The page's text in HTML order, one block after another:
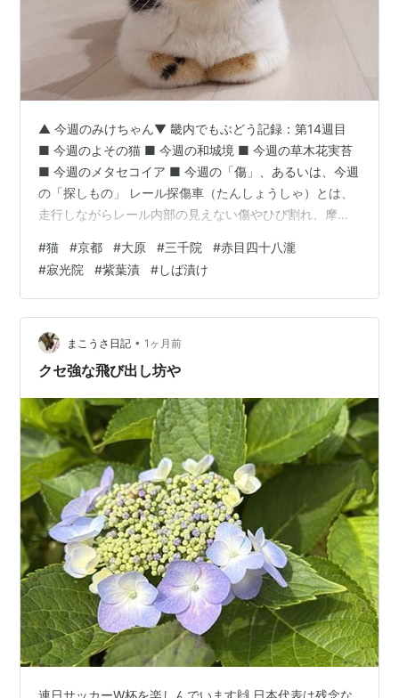
▲ 今週のみけちゃん▼ 畿内でもぶどう記録：第14週目
■ 今週のよその猫 ■ 今週の和城境 ■ 今週の草木花実苔
■ 今週のメタセコイア ■ 今週の「傷」、あるいは、今週
の「探しもの」 レール探傷車（たんしょうしゃ）とは、
走行しながらレール内部の見えない傷やひび割れ、摩耗
し走ることで、レールには過度な負荷がかかり、目に見
えないほど小さな傷が発生します。これを放置すると最
悪の場合「レールの折損（破断）」による重大な脱線事
故につながるため、事故を未然に防ぐ非常に重要な役割
を担っています。 google AI 探傷（たんしょう）は、や
まと言葉では…
#猫 #京都 #大原 #三千院 #赤目四十八瀧
#寂光院 #紫葉漬 #しば漬け
まこうさ日記 • 1ヶ月前
クセ強な飛び出し坊や
連日サッカーW杯を楽しんでいます🙌 日本代表は残念な